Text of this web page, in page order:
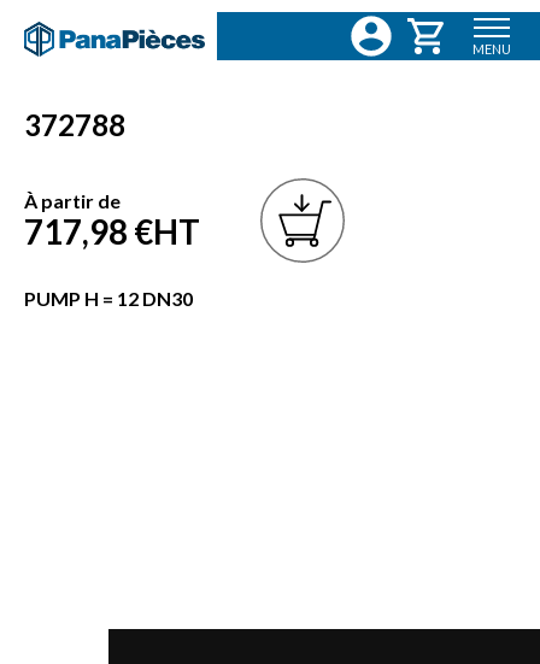
MENU
372788
À partir de
717,98 €HT
PUMP H = 12 DN30